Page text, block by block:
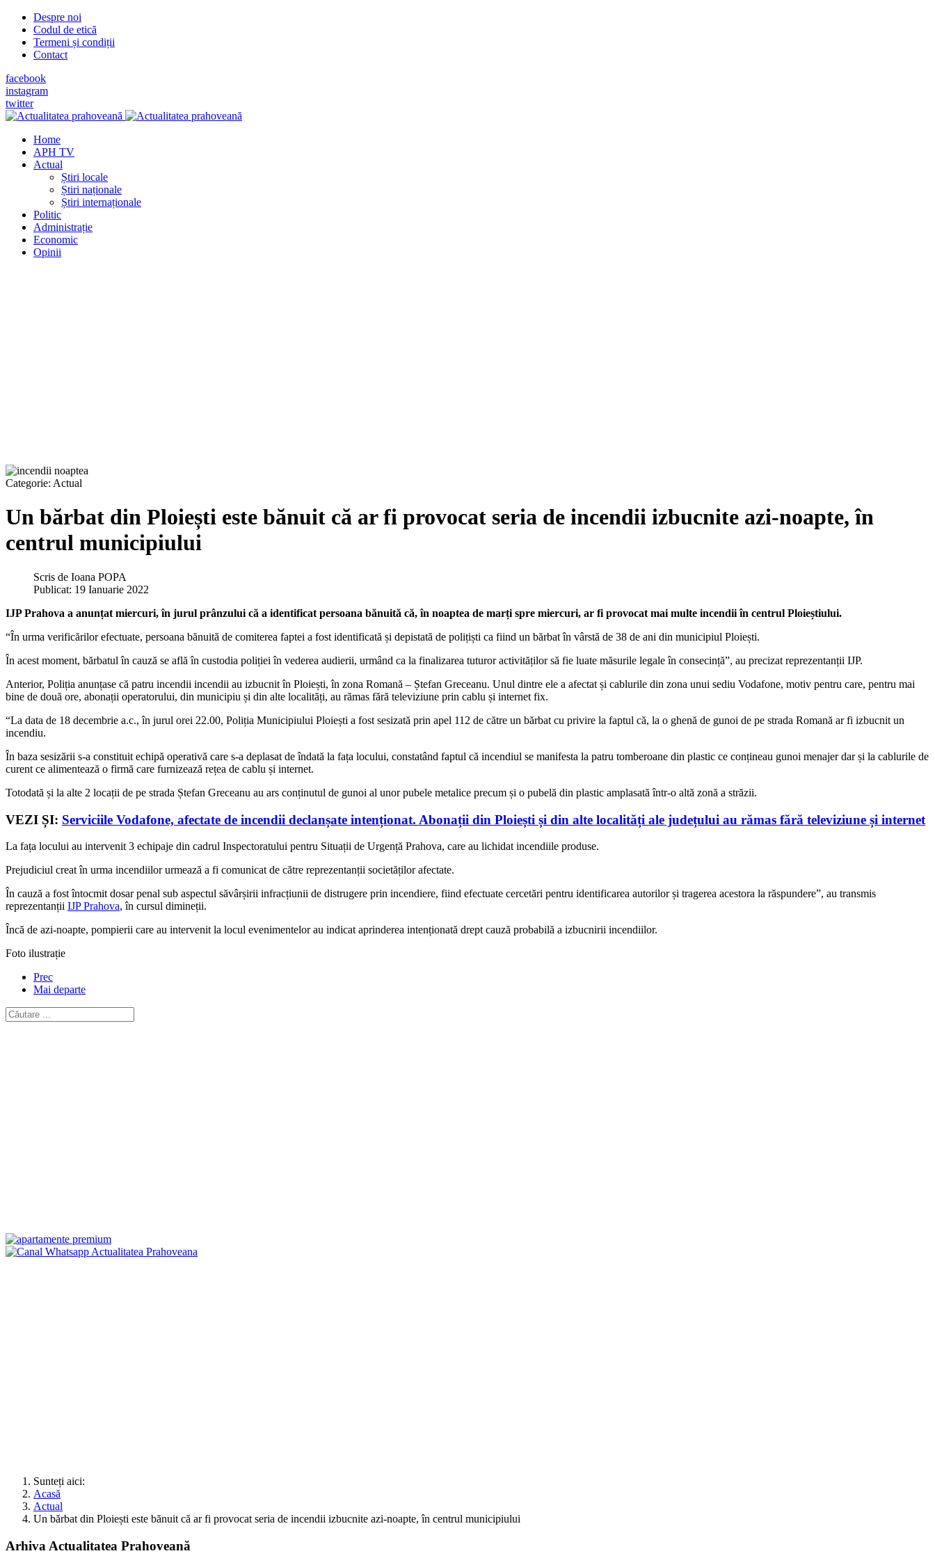
Despre noi
Codul de etică
Termeni și condiții
Contact
facebook
instagram
twitter
Home
APH TV
Actual
Știri locale
Știri naționale
Știri internaționale
Politic
Administrație
Economic
Opinii
Categorie: Actual
Un bărbat din Ploiești este bănuit că ar fi provocat seria de incendii izbucnite azi-noapte, în
centrul municipiului
Scris de Ioana POPA
Publicat: 19 Ianuarie 2022
IJP Prahova a anunțat miercuri, în jurul prânzului că a identificat persoana bănuită că, în noaptea de marți spre miercuri, ar fi provocat mai multe incendii în centrul Ploieștiului.
“În urma verificărilor efectuate, persoana bănuită de comiterea faptei a fost identificată și depistată de polițiști ca fiind un bărbat în vârstă de 38 de ani din municipiul Ploiești.
În acest moment, bărbatul în cauză se află în custodia poliției în vederea audierii, urmând ca la finalizarea tuturor activităților să fie luate măsurile legale în consecință”, au precizat reprezentanții IJP.
Anterior, Poliția anunțase că patru incendii incendii au izbucnit în Ploiești, în zona Romană – Ștefan Greceanu. Unul dintre ele a afectat și cablurile din zona unui sediu Vodafone, motiv pentru care, pentru mai
bine de două ore, abonații operatorului, din municipiu și din alte localități, au rămas fără televiziune prin cablu și internet fix.
“La data de 18 decembrie a.c., în jurul orei 22.00, Poliția Municipiului Ploiești a fost sesizată prin apel 112 de către un bărbat cu privire la faptul că, la o ghenă de gunoi de pe strada Romană ar fi izbucnit un
incendiu.
În baza sesizării s-a constituit echipă operativă care s-a deplasat de îndată la fața locului, constatând faptul că incendiul se manifesta la patru tomberoane din plastic ce conțineau gunoi menajer dar și la cablurile de
curent ce alimentează o firmă care furnizează rețea de cablu și internet.
Totodată și la alte 2 locații de pe strada Ștefan Greceanu au ars conținutul de gunoi al unor pubele metalice precum și o pubelă din plastic amplasată într-o altă zonă a străzii.
VEZI ȘI: Serviciile Vodafone, afectate de incendii declanșate intenționat. Abonații din Ploiești și din alte localități ale județului au rămas fără televiziune și internet
La fața locului au intervenit 3 echipaje din cadrul Inspectoratului pentru Situații de Urgență Prahova, care au lichidat incendiile produse.
Prejudiciul creat în urma incendiilor urmează a fi comunicat de către reprezentanții societăților afectate.
În cauză a fost întocmit dosar penal sub aspectul săvârșirii infracțiunii de distrugere prin incendiere, fiind efectuate cercetări pentru identificarea autorilor și tragerea acestora la răspundere”, au transmis
reprezentanții IJP Prahova, în cursul dimineții.
Încă de azi-noapte, pompierii care au intervenit la locul evenimentelor au indicat aprinderea intenționată drept cauză probabilă a izbucnirii incendiilor.
Foto ilustrație
Prec
Mai departe
Sunteți aici:
Acasă
Actual
Un bărbat din Ploiești este bănuit că ar fi provocat seria de incendii izbucnite azi-noapte, în centrul municipiului
Arhiva Actualitatea Prahoveană